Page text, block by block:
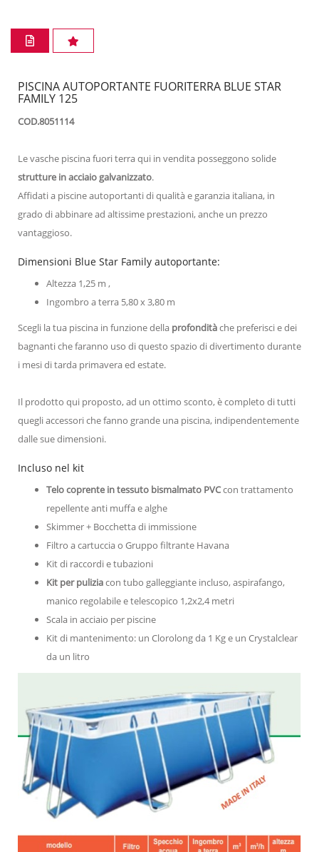
PISCINA AUTOPORTANTE FUORITERRA BLUE STAR
FAMILY 125
COD.8051114
Le vasche piscina fuori terra qui in vendita posseggono solide
strutture in acciaio galvanizzato.
Affidati a piscine autoportanti di qualità e garanzia italiana, in
grado di abbinare ad altissime prestazioni, anche un prezzo
vantaggioso.
Dimensioni Blue Star Family autoportante:
Altezza 1,25 m ,
Ingombro a terra 5,80 x 3,80 m
Scegli la tua piscina in funzione della profonditàche preferisci e dei
bagnanti che faranno uso di questo spazio di divertimento durante
i mesi di tarda primavera ed estate.
Il prodotto qui proposto, ad un ottimo sconto, è completo di tutti
quegli accessori che fanno grande una piscina, indipendentemente
dalle sue dimensioni.
Incluso nel kit
Telo coprente in tessuto bismalmato PVCcon trattamento
repellente anti muffa e alghe
Skimmer + Bocchetta di immissione
Filtro a cartuccia o Gruppo filtrante Havana
Kit di raccordi e tubazioni
Kit per puliziacon tubo galleggiante incluso, aspirafango,
manico regolabile e telescopico 1,2x2,4 metri
Scala in acciaio per piscine
Kit di mantenimento: un Clorolong da 1 Kg e un Crystalclear
da un litro